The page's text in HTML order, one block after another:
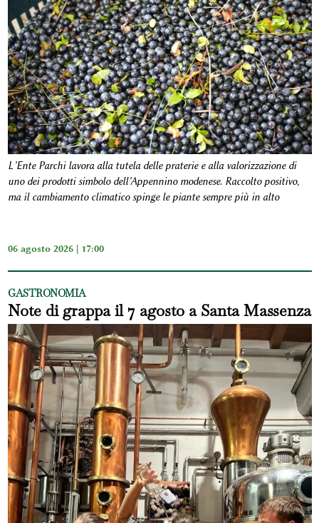
L’Ente Parchi lavora alla tutela delle praterie e alla valorizzazione di
uno dei prodotti simbolo dell’Appennino modenese. Raccolto positivo,
ma il cambiamento climatico spinge le piante sempre più in alto
06 agosto 2026 | 17:00
GASTRONOMIA
Note di grappa il 7 agosto a Santa Massenza